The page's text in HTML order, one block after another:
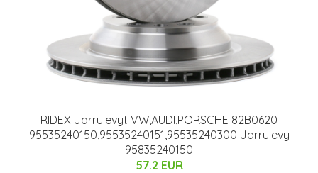
RIDEX Jarrulevyt VW,AUDI,PORSCHE 82B0620
95535240150,95535240151,95535240300 Jarrulevy
95835240150
57.2 EUR